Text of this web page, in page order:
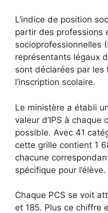
L’indice de position
partir des professions
socioprofessionnelles
représentants légaux
sont déclarées par les
l’inscription scolaire.
Le ministère a établi
valeur d’IPS à chaque
possible. Avec 41
cette grille contient 1
chacune
spécifique pour l’élève.
Chaque PCS se voit
et 185. Plus ce chiffre